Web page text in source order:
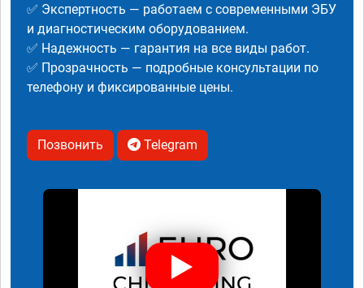
✅ Экспертность — работаем с современными ЭБУ
и диагностическим оборудованием.
✅ Надежность — гарантия на все виды работ.
✅ Прозрачность — подробные консультации по
телефону и фиксированные цены.
Позвонить Telegram